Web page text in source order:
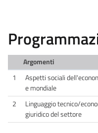
Argomenti
1
Aspetti sociali
e mondiale
2
Linguaggio tecnico/
giuridico del settore